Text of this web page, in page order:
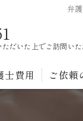
弁
だいた上でご訪問いた
士費用 ご依頼